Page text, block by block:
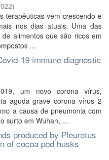
)
terapêuticas vem crescendo e
nos dias atuais. Uma das
alimentos que são ricos em
...
19 immune diagnostic
um novo corona vírus,
aguda grave corona vírus 2
a causa de pneumonia com
surto em Wuhan, ...
produced by Pleurotus
of cocoa pod husks